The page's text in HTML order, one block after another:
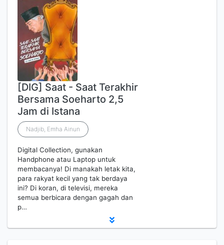
[DIG] Saat - Saat Terakhir
Bersama Soeharto 2,5
Jam di Istana
Nadjib, Emha Ainun
Digital Collection, gunakan
Handphone atau Laptop untuk
membacanya! Di manakah letak kita,
para rakyat kecil yang tak berdaya
ini? Di koran, di televisi, mereka
semua berbicara dengan gagah dan
p…